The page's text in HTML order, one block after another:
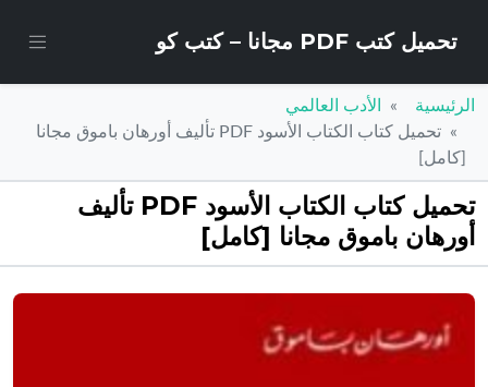
تحميل كتب PDF مجانا – كتب كو
الرئيسية
الأدب العالمي
تحميل كتاب الكتاب الأسود PDF تأليف أورهان باموق مجانا
[كامل]
تحميل كتاب الكتاب الأسود PDF تأليف
أورهان باموق مجانا [كامل]